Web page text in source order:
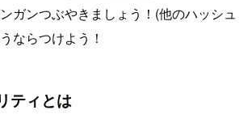
ガンつぶやきましょう！(他のハッシュ
ならつけよう！
ティとは